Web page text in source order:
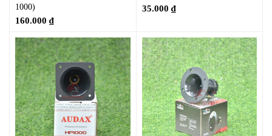
1000)
160.000 ₫
35.000 ₫